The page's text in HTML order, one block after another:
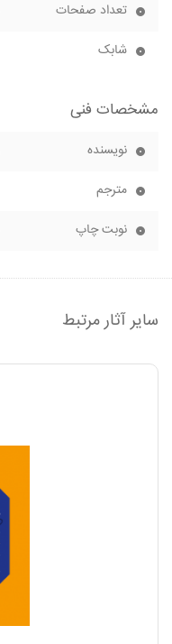
تعداد صفحات
شابک
مشخصات فنی
نویسنده
مترجم
نوبت چاپ
سایر آثار مرتبط